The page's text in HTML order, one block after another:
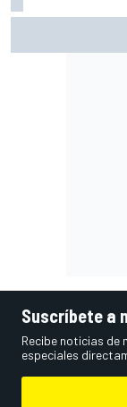
Suscríbete a
Recibe noticias
especiales